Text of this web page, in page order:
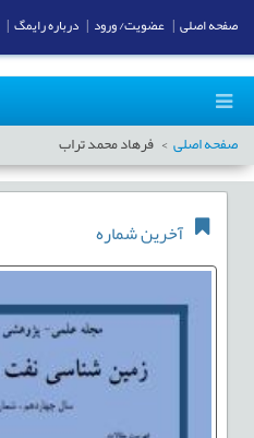
صفحه اصلی فرهاد محمد تراب
آخرین شماره
صفحه اصلی عضویت/ ورود درباره رایمگ